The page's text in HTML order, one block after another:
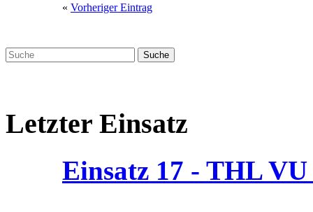
« Vorheriger Eintrag
Letzter Einsatz
Einsatz 17 - THL